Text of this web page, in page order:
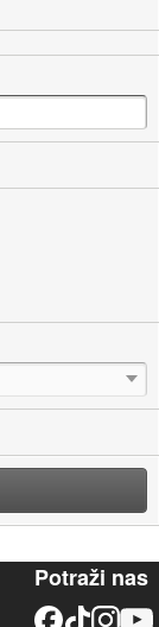
Potraži nas